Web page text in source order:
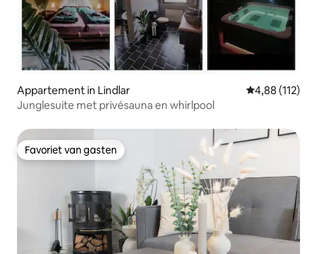
Appartement in Lindlar Gemiddelde
4,88 (112)
Junglesuite met privésauna en whirlpool
Favoriet van gasten
Favoriet van gasten